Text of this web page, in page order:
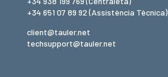
+34 651 07 89 92(Assistència Tècnica)
client@tauler.net
techsupport@tauler.net